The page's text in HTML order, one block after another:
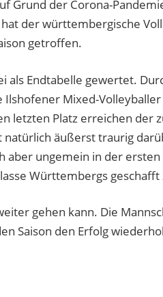
Grund der Corona-
der württembergische
getroffen.
als Endtabelle gewertet.
Ilshofener Mixed-
letzten Platz erreichen der
äußerst traurig
aber ungemein in der ersten
Württembergs geschafft
gehen kann. Die
Saison den Erfolg